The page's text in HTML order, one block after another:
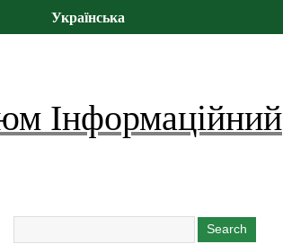
Українська
Інформаційний